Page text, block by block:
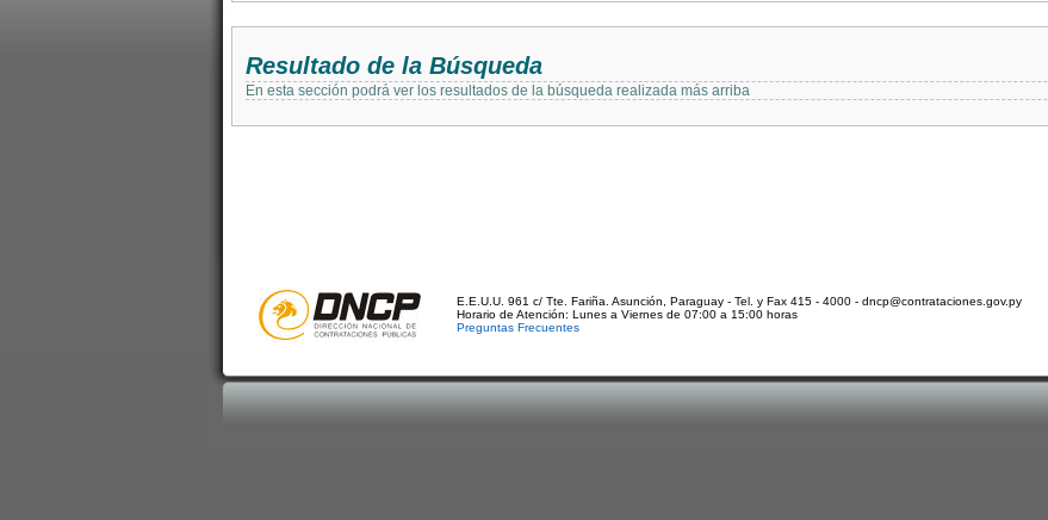
Resultado de la Búsqueda
En esta sección podrá ver los resultados de la búsqueda realizada más arriba
E.E.U.U. 961 c/ Tte. Fariña. Asunción, Paraguay - Tel. y Fax 415 - 4000 - dncp@contrataciones.gov.py
Horario de Atención: Lunes a Viernes de 07:00 a 15:00 horas
Preguntas Frecuentes